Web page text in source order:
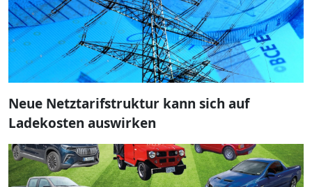
Neue Netztarifstruktur kann sich auf
Ladekosten auswirken